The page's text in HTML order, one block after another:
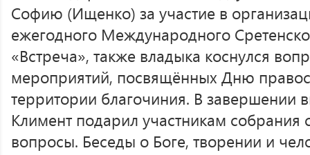
Софию (Ищенко) за участие в
ежегодного Международного
«Встреча», также владыка коснулся
мероприятий, посвящённых Дню
территории благочиния. В завершении
Климент подарил участникам
вопросы. Беседы о Боге, творении и